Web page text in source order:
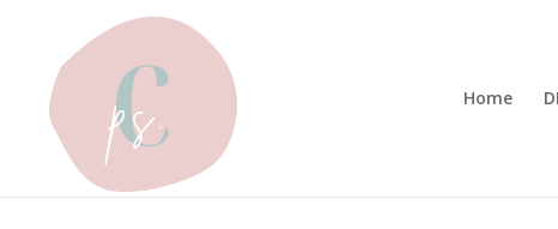
Home